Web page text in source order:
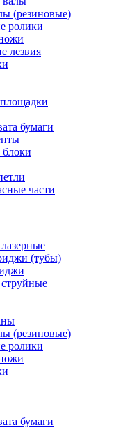
(резиновые)
ролики
лезвия
бумаги
части
(тубы)
(резиновые)
ролики
бумаги